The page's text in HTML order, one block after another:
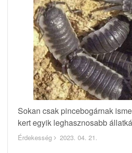
Sokan csak pincebogárnak
kert egyik leghasznosabb
Érdekesség 2023. 04. 21.